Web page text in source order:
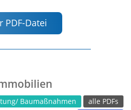
PDF-Datei
Baumaßnahmen
alle PDFs